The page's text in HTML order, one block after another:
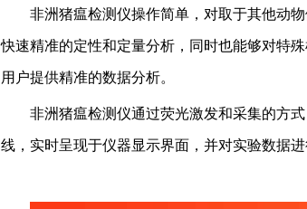
非洲猪瘟检测仪操作简单，对取于其他动
快速精准的定性和定量分析，同时也能够对特
用户提供精准的数据分析。
非洲猪瘟检测仪通过荧光激发和采集的方
线，实时呈现于仪器显示界面，并对实验数据